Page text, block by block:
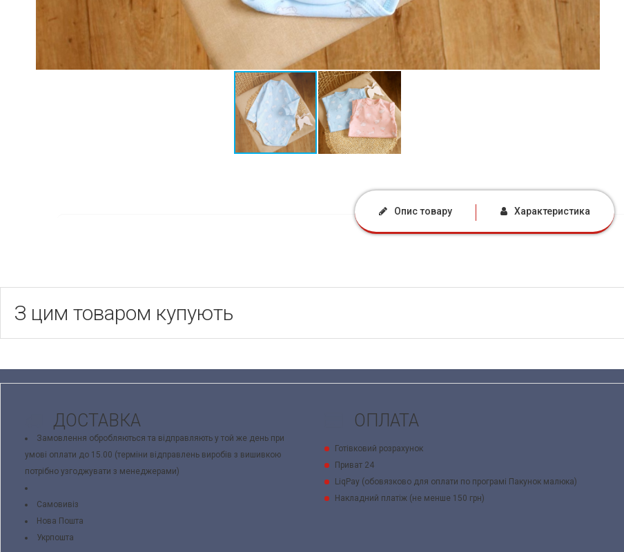
Опис товару Характеристика
З цим товаром купують
ДОСТАВКА
Замовлення обробляються та відправляють у той же день при
умові оплати до 15.00 (терміни відправлень виробів з вишивкою
потрібно узгоджувати з менеджерами)
Самовивіз
Нова Пошта
Укрпошта
ОПЛАТА
Готівковий розрахунок
Приват 24
LiqPay (обовязково для оплати по програмі Пакунок малюка)
Накладний платіж (не менше 150 грн)